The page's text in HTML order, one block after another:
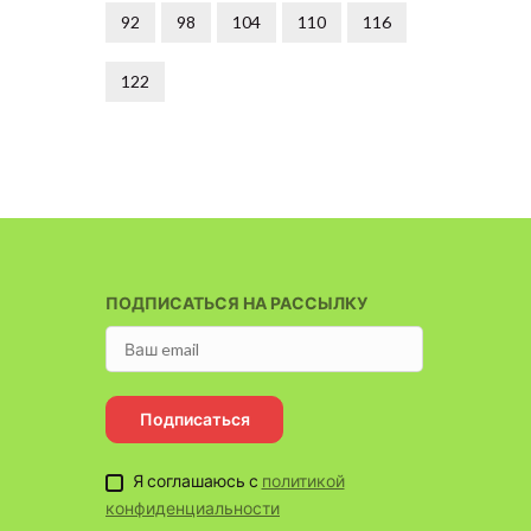
92 98 104 110 116
122
ПОДПИСАТЬСЯ НА РАССЫЛКУ
Подписаться
Я соглашаюсь с политикой
конфиденциальности